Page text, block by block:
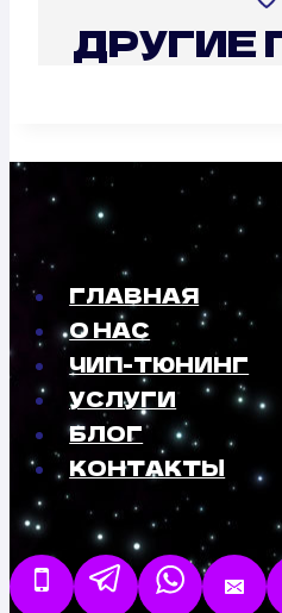
ДРУГИЕ
ГЛАВНАЯ
О НАС
ЧИП-ТЮНИНГ
УСЛУГИ
БЛОГ
КОНТАКТЫ